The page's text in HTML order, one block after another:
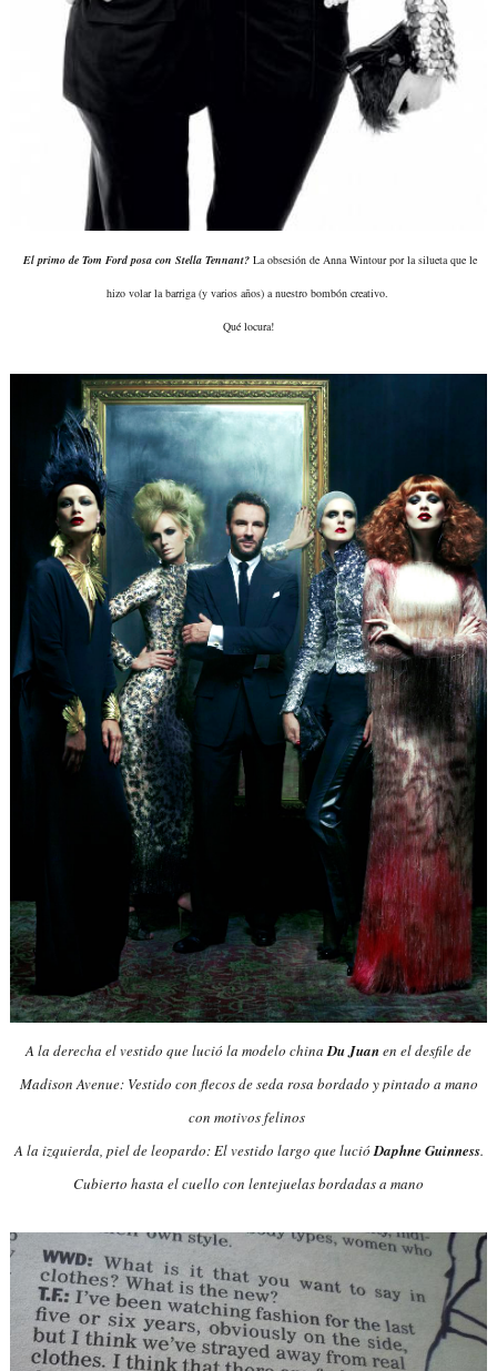
El primo de Tom Ford posa con Stella Tennant? La obsesión de Anna Wintour por la silueta que le
hizo volar la barriga (y varios años) a nuestro bombón creativo.
Qué locura!
A la derecha el vestido que lució la modelo chinaDu Juanen el desfile de
Madison Avenue: Vestido con flecos de seda rosa bordado y pintado a mano
con motivos felinos
A la izquierda, piel de leopardo: El vestido largo que lucióDaphne Guinness.
Cubierto hasta el cuello con lentejuelas bordadas a mano